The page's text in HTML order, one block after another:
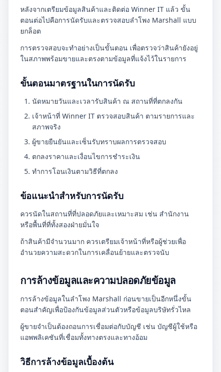
หลังจากเตรียมข้อมูลสินค้าและติดต่อ Winner IT แล้ว ขั้น
ตอนต่อไปคือการนัดรับและตรวจสอบลำโพง Marshall แบบ
ยกล็อต
การตรวจสอบจะทำอย่างเป็นขั้นตอน เพื่อตรวจว่าสินค้ายังอยู่
ในสภาพพร้อมขายและตรงตามข้อมูลที่แจ้งไว้ในรายการ
ขั้นตอนมาตรฐานในการนัดรับ
นัดหมายวันและเวลารับสินค้า ณ สถานที่ที่ตกลงกัน
เจ้าหน้าที่ Winner IT ตรวจสอบสินค้า ตามรายการและ
สภาพจริง
ผู้ขายยืนยันและเซ็นรับทราบผลการตรวจสอบ
ตกลงราคาและเงื่อนไขการชำระเงิน
ทำการโอนเงินตามวิธีที่ตกลง
ข้อแนะนำสำหรับการนัดรับ
ควรนัดในสถานที่ที่ปลอดภัยและเหมาะสม เช่น สำนักงาน
หรือพื้นที่ที่ทั้งสองฝ่ายมั่นใจ
ถ้าสินค้ามีจำนวนมาก ควรเตรียมเจ้าหน้าที่หรือผู้ช่วยเพื่อ
อำนวยความสะดวกในการเคลื่อนย้ายและตรวจนับ
การล้างข้อมูลและความปลอดภัยข้อมูล
การล้างข้อมูลในลำโพง Marshall ก่อนขายเป็นอีกหนึ่งขั้น
ตอนสำคัญเพื่อป้องกันข้อมูลส่วนตัวหรือข้อมูลบริษัทรั่วไหล
ผู้ขายจำเป็นต้องถอนการเชื่อมต่อกับบัญชี เช่น บัญชีผู้ใช้หรือ
แอพพลิเคชันที่เชื่อมทั้งทางตรงและทางอ้อม
วิธีการล้างข้อมูลเบื้องต้น